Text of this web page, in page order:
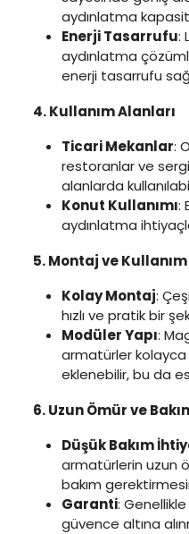
aydınlatma
Enerji Tasarrufu:
aydınlatma
enerji tasarrufu
4. Kullanım Alanları
Ticari Mekanlar:
restoranlar ve
alanlarda
Konut Kullanımı:
aydınlatma
5. Montaj ve Kullanım
Kolay Montaj:
hızlı ve pratik bir
Modüler Yapı:
armatürler
eklenebilir, bu da
6. Uzun Ömür ve
Düşük Bakım
armatürlerin uzun
bakım
Garanti:
güvence altına